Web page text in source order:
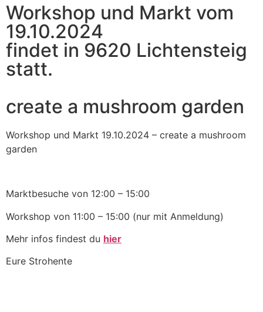
Workshop und Markt vom
19.10.2024
findet in 9620 Lichtensteig
statt.
create a mushroom garden
Workshop und Markt 19.10.2024 – create a mushroom
garden
Marktbesuche von 12:00 – 15:00
Workshop von 11:00 – 15:00 (nur mit Anmeldung)
Mehr infos findest du hier
Eure Strohente